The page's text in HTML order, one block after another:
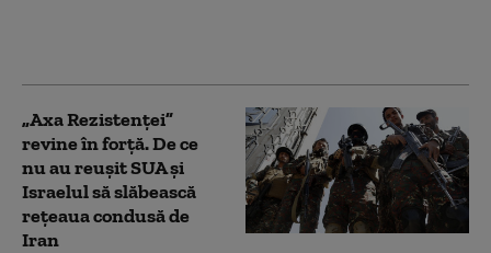
„Axa Rezistenței”
revine în forță. De ce
nu au reușit SUA și
Israelul să slăbească
rețeaua condusă de
Iran